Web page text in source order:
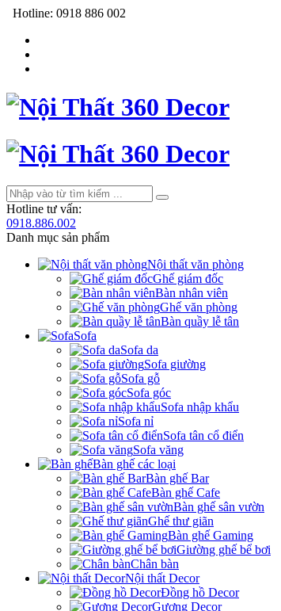
Hotline: 0918 886 002
Hotline tư vấn:
0918.886.002
Danh mục sản phẩm
Nội thất văn phòng
Ghế giám đốc
Bàn nhân viên
Ghế văn phòng
Bàn quầy lễ tân
Sofa
Sofa da
Sofa giường
Sofa gỗ
Sofa góc
Sofa nhập khẩu
Sofa nỉ
Sofa tân cổ điển
Sofa văng
Bàn ghế các loại
Bàn ghế Bar
Bàn ghế Cafe
Bàn ghế sân vườn
Ghế thư giãn
Bàn ghế Gaming
Giường ghế bể bơi
Chân bàn
Nội thất Decor
Đồng hồ Decor
Gương Decor